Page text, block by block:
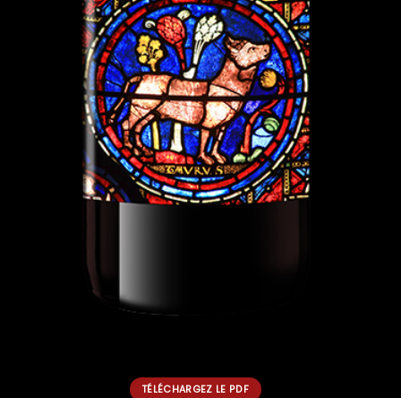
TÉLÉCHARGEZ LE PDF